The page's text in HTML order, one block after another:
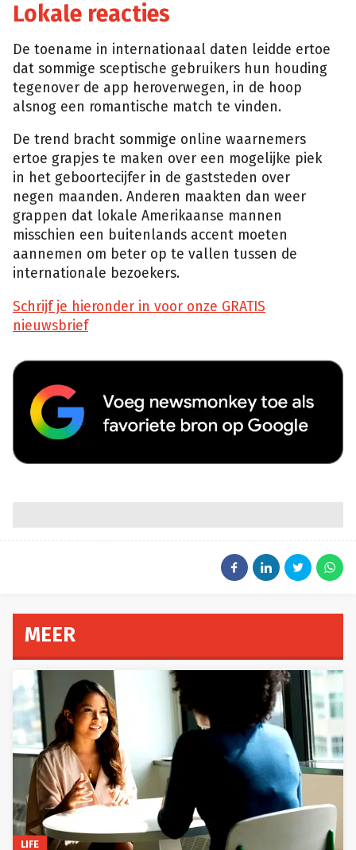
Lokale reacties
De toename in internationaal daten leidde ertoe
dat sommige sceptische gebruikers hun houding
tegenover de app heroverwegen, in de hoop
alsnog een romantische match te vinden.
De trend bracht sommige online waarnemers
ertoe grapjes te maken over een mogelijke piek
in het geboortecijfer in de gaststeden over
negen maanden. Anderen maakten dan weer
grappen dat lokale Amerikaanse mannen
misschien een buitenlands accent moeten
aannemen om beter op te vallen tussen de
internationale bezoekers.
Schrijf je hieronder in voor onze GRATIS
nieuwsbrief
MEER
LIFE